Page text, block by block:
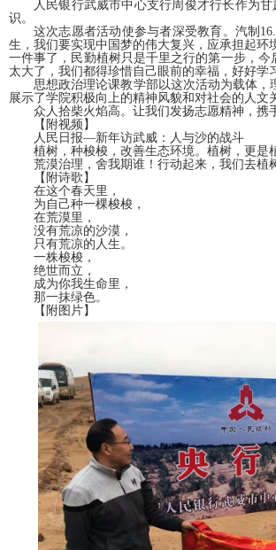
人民银行武威市中心支行周俊才行长作为
识。
这次志愿者活动使参与者深受教育。汽制
生，我们要实现中国梦的伟大复兴，应承担起环
一件事了，民勤植树只是千里之行的第一步，
太大了，我们都得珍惜自己眼前的幸福，好好
思想政治理论课教学部以这次活动为载体
展示了学院积极向上的精神风貌和对社会的人
众人拾柴火焰高。让我们发扬志愿精神，
【附视频】
人民日报—新年访武威：人与沙的战斗
植树，种梭梭，改善生态环境。植树，更是
荒漠治理，舍我期谁！行动起来，我们去植
【附诗歌】
在这个春天里，
为自己种一棵梭梭，
在荒漠里，
没有荒凉的沙漠，
只有荒凉的人生。
一株梭梭，
绝世而立，
成为你我生命里，
那一抹绿色。
【附图片】